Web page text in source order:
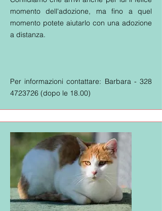
momento dell'adozione, ma fino a quel
momento potete aiutarlo con una adozione
a distanza.
Per informazioni contattare: Barbara - 328
4723726 (dopo le 18.00)